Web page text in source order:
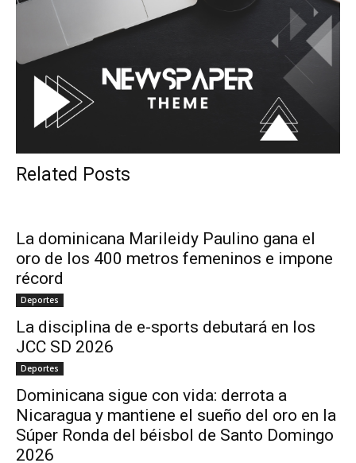
Related Posts
La dominicana Marileidy Paulino gana el
oro de los 400 metros femeninos e impone
récord
Deportes
La disciplina de e-sports debutará en los
JCC SD 2026
Deportes
Dominicana sigue con vida: derrota a
Nicaragua y mantiene el sueño del oro en la
Súper Ronda del béisbol de Santo Domingo
2026